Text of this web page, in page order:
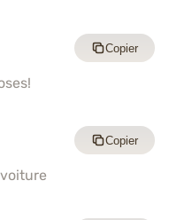
Copier
Copier